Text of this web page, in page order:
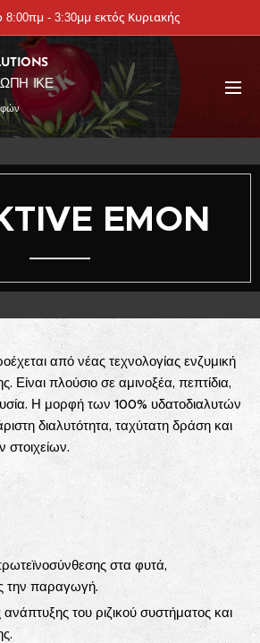
8:00πμ - 3:30μμ εκτός Κυριακής
ΙΚΕ
EMON
από νέας τεχνολογίας ενζυμική
Είναι πλούσιο σε αμινοξέα, πεπτίδια,
Η μορφή των 100% υδατοδιαλυτών
διαλυτότητα, ταχύτατη δράση και
στα φυτά,
την παραγωγή.
του ριζικού συστήματος και